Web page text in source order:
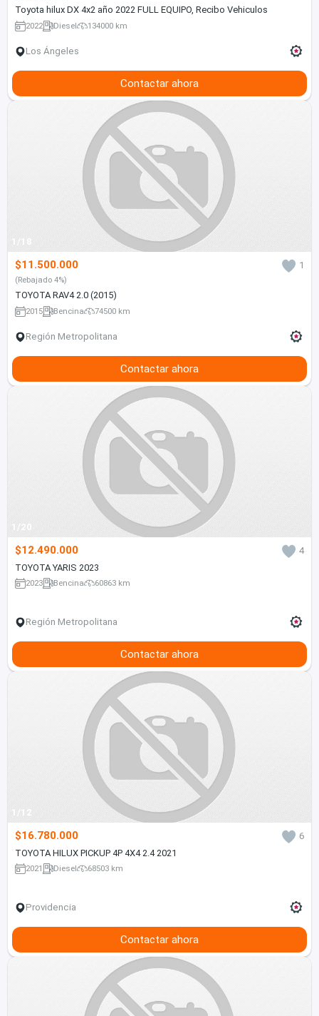
Toyota hilux DX 4x2 año 2022 FULL EQUIPO, Recibo Vehiculos
2022 Diesel 134000 km
Los Ángeles
Contactar ahora
1/18
$11.500.000 1
(Rebajado 4%)
TOYOTA RAV4 2.0 (2015)
2015 Bencina 74500 km
Región Metropolitana
Contactar ahora
1/20
$12.490.000
4
TOYOTA YARIS 2023
2023 Bencina 60863 km
Región Metropolitana
Contactar ahora
1/12
$16.780.000
6
TOYOTA HILUX PICKUP 4P 4X4 2.4 2021
2021 Diesel 68503 km
Providencia
Contactar ahora